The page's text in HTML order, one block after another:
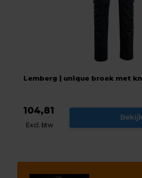
Lemberg | unique broek met
104,81
Excl. btw